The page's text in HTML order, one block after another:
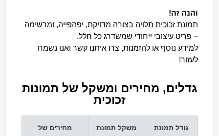
והנה זה!
תמונת זכוכית תלויה בצורה מדויקת, יפהפייה, ומרשימה
– פריט עיצובי ייחודי שמשדרג כל חלל.
למידע נוסף או להזמנות, צרו איתנו קשר ואנו נשמח
לעזור!
גדלים, מחירים ומשקל של תמונות
זכוכית
גודל תמונת
משקל תמונת
מחירים של